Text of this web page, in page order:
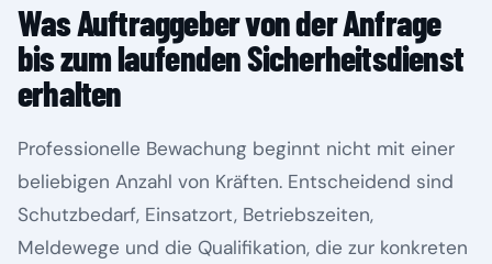
Was Auftraggeber von der Anfrage
bis zum laufenden Sicherheitsdienst
erhalten
Professionelle Bewachung beginnt nicht mit einer
beliebigen Anzahl von Kräften. Entscheidend sind
Schutzbedarf, Einsatzort, Betriebszeiten,
Meldewege und die Qualifikation, die zur konkreten